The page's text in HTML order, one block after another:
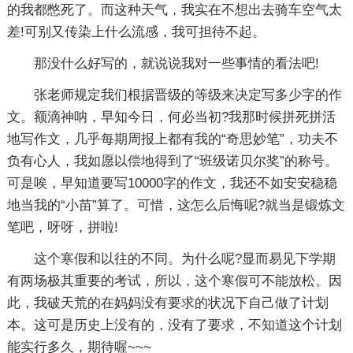
的我都憋死了。而这种天气，我实在不想出去骑车空气太
差!可别又传染上什么流感，我可担待不起。
那没什么好写的，就说说我对一些事情的看法吧!
张老师规定我们根据晋级的等级来决定写多少字的作
文。额滴神呐，早知今日，何必当初?我那时候拼死拼活
地写作文，几乎每期周报上都有我的“奇思妙笔”，功夫不
负有心人，我如愿以偿地得到了“班级诺贝尔奖”的称号。
可是唉，早知道要写10000字的作文，我还不如安安稳稳
地当我的“小苗”算了。可惜，这怎么后悔呢?就当是锻炼文
笔吧，呀呀，拼啦!
这个寒假和以往的不同。为什么呢?显而易见下学期
有两场极其重要的考试，所以，这个寒假可不能放松。因
此，我破天荒的在妈妈没有要求的状况下自己做了计划
本。这可是历史上没有的，没有了要求，不知道这个计划
能实行多久，期待喔~~~